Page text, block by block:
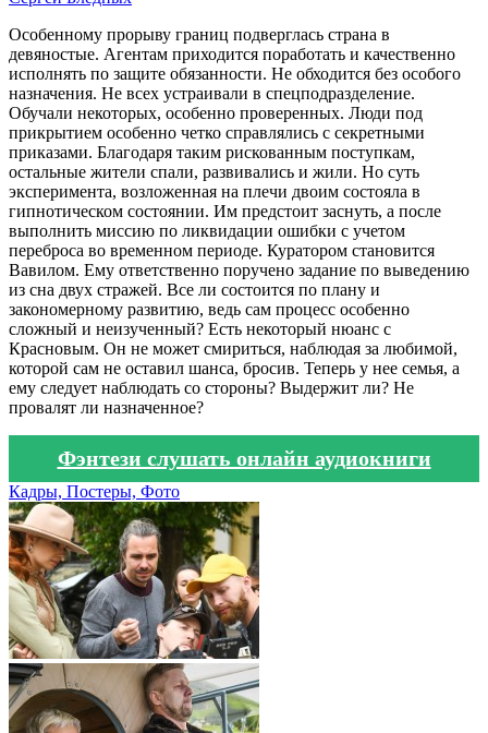
Особенному прорыву границ подверглась страна в
девяностые. Агентам приходится поработать и качественно
исполнять по защите обязанности. Не обходится без особого
назначения. Не всех устраивали в спецподразделение.
Обучали некоторых, особенно проверенных. Люди под
прикрытием особенно четко справлялись с секретными
приказами. Благодаря таким рискованным поступкам,
остальные жители спали, развивались и жили. Но суть
эксперимента, возложенная на плечи двоим состояла в
гипнотическом состоянии. Им предстоит заснуть, а после
выполнить миссию по ликвидации ошибки с учетом
переброса во временном периоде. Куратором становится
Вавилом. Ему ответственно поручено задание по выведению
из сна двух стражей. Все ли состоится по плану и
закономерному развитию, ведь сам процесс особенно
сложный и неизученный? Есть некоторый нюанс с
Красновым. Он не может смириться, наблюдая за любимой,
которой сам не оставил шанса, бросив. Теперь у нее семья, а
ему следует наблюдать со стороны? Выдержит ли? Не
провалят ли назначенное?
Фэнтези слушать онлайн аудиокниги
Кадры, Постеры, Фото